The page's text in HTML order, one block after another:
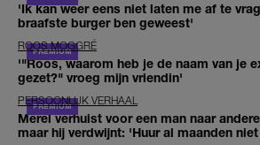
'Ik kan weer eens niet laten me af te
braafste burger ben geweest'
ROOS MOGGRÉ
'"Roos, waarom heb je de naam van je
gezet?" vroeg mijn vriendin'
PERSOONLIJK VERHAAL
Merel verhuist voor een man naar
maar hij verdwijnt: 'Huur al maanden